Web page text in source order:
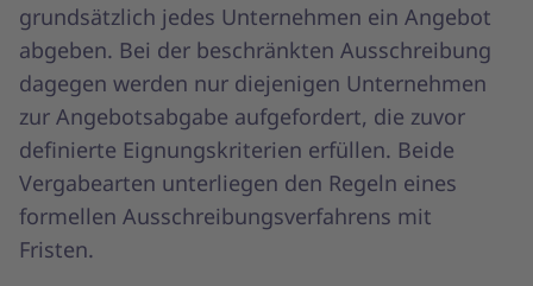
grundsätzlich jedes Unternehmen ein Angebot
abgeben. Bei der beschränkten Ausschreibung
dagegen werden nur diejenigen Unternehmen
zur Angebotsabgabe aufgefordert, die zuvor
definierte Eignungskriterien erfüllen. Beide
Vergabearten unterliegen den Regeln eines
formellen Ausschreibungsverfahrens mit
Fristen.